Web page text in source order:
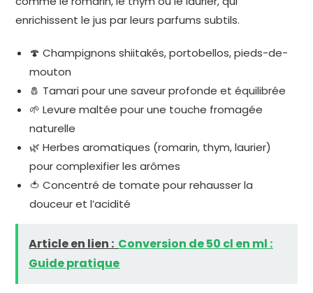
enrichissent le jus par leurs parfums subtils.
🍄 Champignons shiitakés, portobellos, pieds-de-
mouton
🧂 Tamari pour une saveur profonde et équilibrée
🌱 Levure maltée pour une touche fromagée
naturelle
🌿 Herbes aromatiques (romarin, thym, laurier)
pour complexifier les arômes
🍅 Concentré de tomate pour rehausser la
douceur et l’acidité
Article en lien : Conversion de 50 cl en ml :
Guide pratique